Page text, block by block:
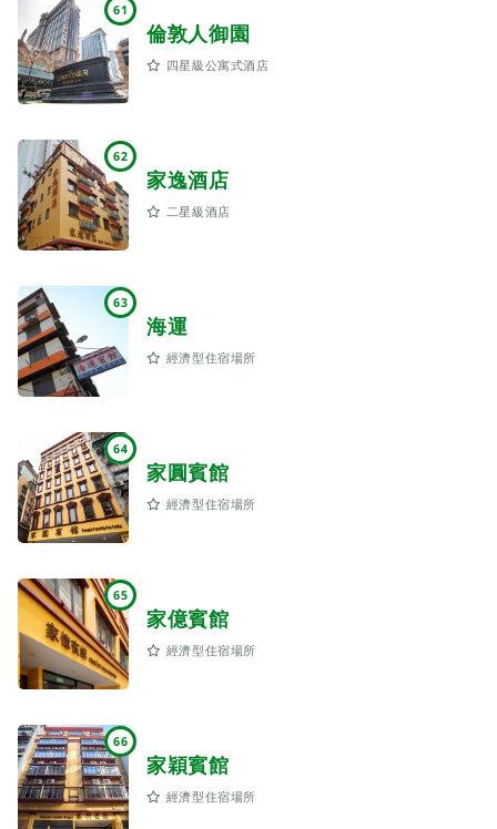
61
倫敦人御園
四星級公寓式酒店
62
家逸酒店
二星級酒店
63
海運
經濟型住宿場所
64
家圓賓館
經濟型住宿場所
65
家億賓館
經濟型住宿場所
66
家穎賓館
經濟型住宿場所